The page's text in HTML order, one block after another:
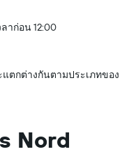
าก่อน 12:00
แตกต่างกันตามประเภทของ
Nord